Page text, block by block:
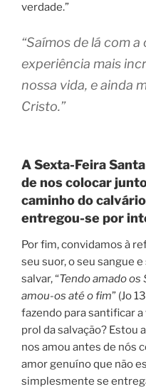
verdade.”
“Saímos de lá com
experiência mais
nossa vida, e ainda
Cristo.”
A Sexta-Feira
de nos colocar
caminho do
entregou-se por
Por fim, convidamos à
seu suor, o seu sangue
salvar, “Tendo amado os
amou-os até o fim” (Jo
fazendo para santificar
prol da salvação? Estou
nos amou antes de nós
amor genuíno que não
simplesmente se